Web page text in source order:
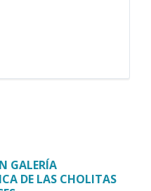
GALERÍA
DE LAS CHOLITAS